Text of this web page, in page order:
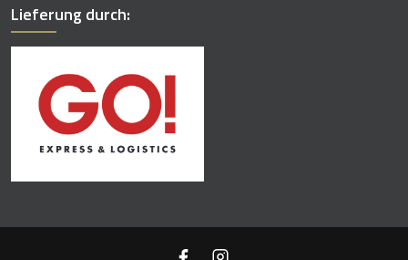
Lieferung durch: